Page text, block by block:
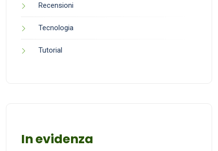
Recensioni
Tecnologia
Tutorial
In evidenza